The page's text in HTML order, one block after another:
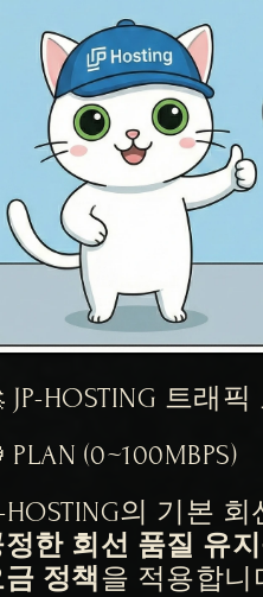
JP-HOSTING 트래
PLAN (0~100MBPS)
HOSTING의 기본 회
정한 회선 품질 유
정책을 적용합니